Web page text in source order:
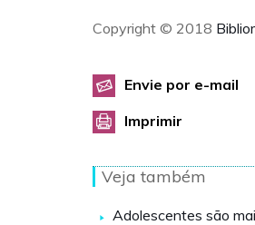
Copyright © 2018
Envie por e-mail
Imprimir
Veja também
Adolescentes são